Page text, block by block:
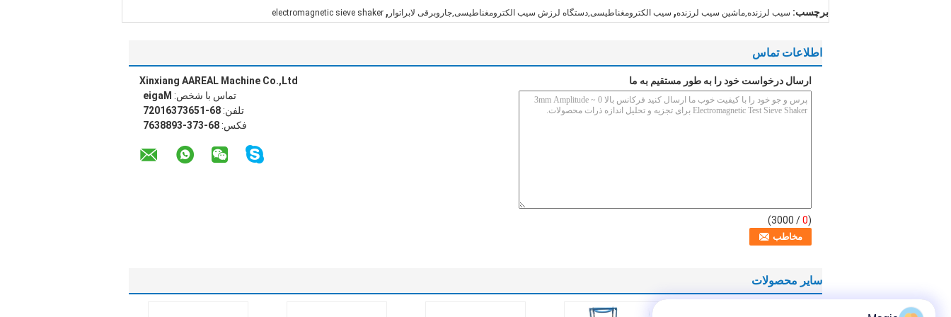
برچسب: سیب لرزنده,ماشین سیب لرزنده, سیب الکترومغناطیسی,دستگاه لرزش سیب الکترومغناطیسی,جاروبرقی لابراتوار ,
electromagnetic sieve shaker
اطلاعات تماس
Xinxiang AAREAL Machine Co.,Ltd
تماس با شخص: Magie
تلفن: 86-15637361027
فکس: 86-373-3988367
ارسال درخواست خود را به طور مستقیم به ما
(
0
/ 3000)
سایر محصولات